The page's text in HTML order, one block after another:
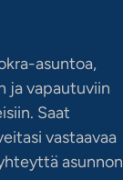
asuntoa,
ja vapautuviin
Saat
vastaavaa
asunnon